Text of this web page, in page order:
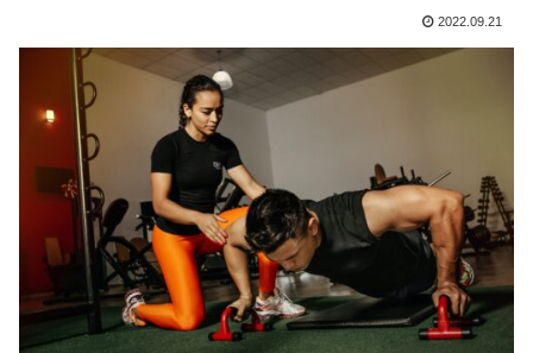
2022.09.21